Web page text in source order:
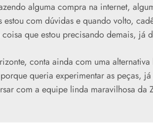
alguma compra na internet,
com dúvidas e quando volto,
que estou precisando demais, já
conta ainda com uma
queria experimentar as peças,
com a equipe linda maravilhosa da